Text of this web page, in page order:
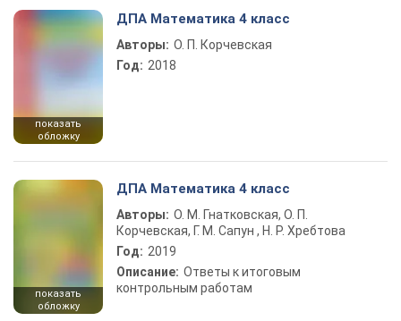
показать
обложку
ДПА Математика 4 класс
Авторы: О. П. Корчевская
Год: 2018
показать
обложку
ДПА Математика 4 класс
Авторы: О. М. Гнатковская, О. П.
Корчевская, Г. М. Сапун , Н. Р. Хребтова
Год: 2019
Описание: Ответы к итоговым
контрольным работам